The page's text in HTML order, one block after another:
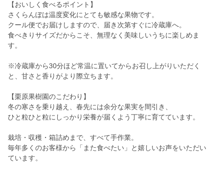
【おいしく食べるポイント】
さくらんぼは温度変化にとても敏感な果物です。
クール便でお届けしますので、届き次第すぐに冷蔵庫へ。
食べきりサイズだからこそ、無理なく美味しいうちに楽しめま
す。
※冷蔵庫から30分ほど常温に置いてからお召し上がりいただく
と、甘さと香りがより際立ちます。
【栗原果樹園のこだわり】
冬の寒さを乗り越え、春先には余分な果実を間引き、
ひと粒ひと粒にしっかり栄養が届くよう丁寧に育てています。
栽培・収穫・箱詰めまで、すべて手作業。
毎年多くのお客様から「また食べたい」と嬉しいお声をいただい
ています。